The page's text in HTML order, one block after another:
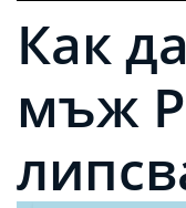
Как
мъж